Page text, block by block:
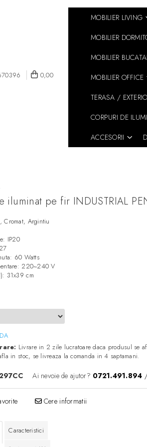
0,00
MOBILIER LIVING
MOBILIER
MOBILIER
MOBILIER OFFICE
TERASA /
CORPURI DE
ACCESORII
iluminat pe fir INDUSTRIAL
Cromat, Argintiu
IP20
60 Watts
220~240 V
31x39 cm
Livrare in 2 zile lucratoare daca produsul se
in stoc, se livreaza la comanda in 4 saptamani.
Ai nevoie de ajutor? 0721.491.894
Cere informatii
Caracteristici